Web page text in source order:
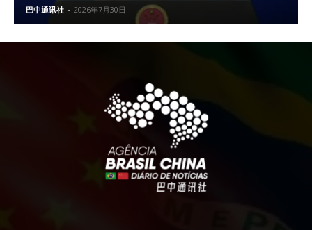
巴中通讯社 - 2026年7月30日